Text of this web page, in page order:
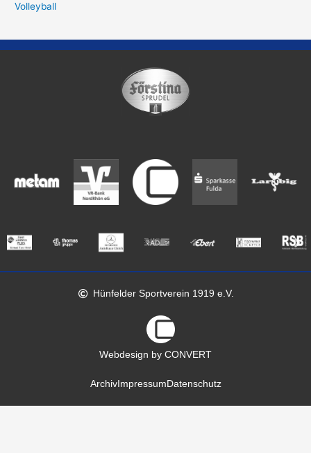
Volleyball
Hünfelder Sportverein 1919 e.V.
Webdesign by CONVERT
ArchivImpressum Datenschutz